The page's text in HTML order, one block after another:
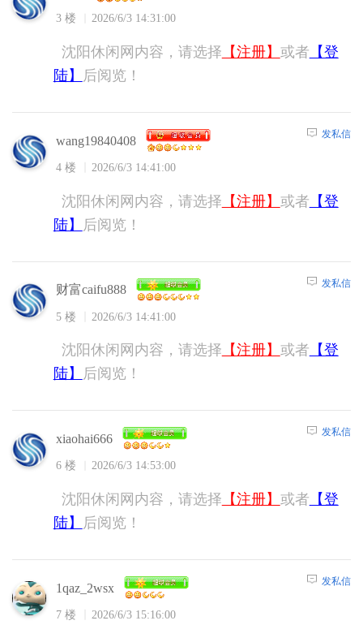
3 楼 2026/6/3 14:31:00
沈阳休闲网内容，请选择 【注册】 或者 【登
陆】
后阅览！
wang19840408
4 楼 2026/6/3 14:41:00
发私信
沈阳休闲网内容，请选择 【注册】 或者 【登
陆】
后阅览！
财富caifu888
5 楼 2026/6/3 14:41:00
发私信
沈阳休闲网内容，请选择 【注册】 或者 【登
陆】
后阅览！
xiaohai666
6 楼 2026/6/3 14:53:00
发私信
沈阳休闲网内容，请选择 【注册】 或者 【登
陆】
后阅览！
1qaz_2wsx
7 楼 2026/6/3 15:16:00
发私信